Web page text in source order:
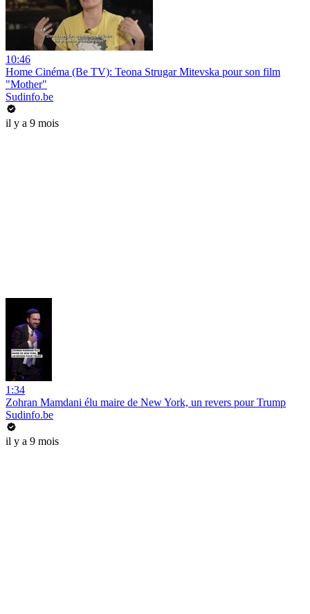
10:46
Home Cinéma (Be TV): Teona Strugar Mitevska pour son film
"Mother"
Sudinfo.be
il y a 9 mois
1:34
Zohran Mamdani élu maire de New York, un revers pour Trump
Sudinfo.be
il y a 9 mois